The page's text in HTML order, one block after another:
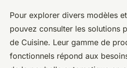
Pour explorer divers modèles
pouvez consulter les solutions
de Cuisine. Leur gamme de
fonctionnels répond aux